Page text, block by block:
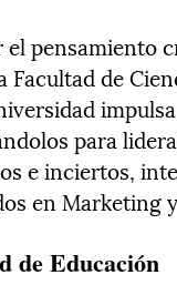
pensamiento
Facultad de
para
e inciertos,
en Marketing
de Educación